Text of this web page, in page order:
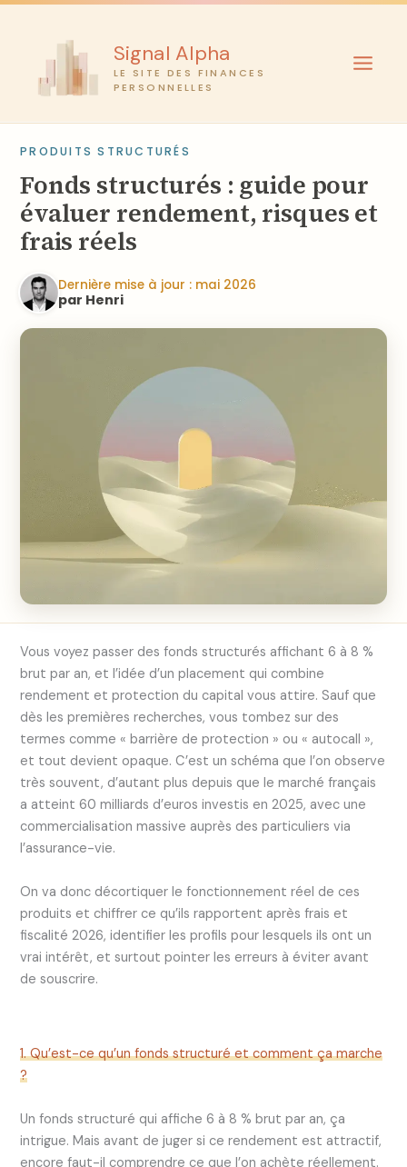
Aller
Signal Alpha
LE SITE DES FINANCES
PERSONNELLES
PRODUITS STRUCTURÉS
Fonds structurés : guide pour
évaluer rendement, risques et
frais réels
Dernière mise à jour : mai 2026
par Henri
Vous voyez passer des fonds structurés affichant 6 à 8 %
brut par an, et l’idée d’un placement qui combine
rendement et protection du capital vous attire. Sauf que
dès les premières recherches, vous tombez sur des
termes comme « barrière de protection » ou « autocall »,
et tout devient opaque. C’est un schéma que l’on observe
très souvent, d’autant plus depuis que le marché français
a atteint 60 milliards d’euros investis en 2025, avec une
commercialisation massive auprès des particuliers via
l’assurance-vie.
On va donc décortiquer le fonctionnement réel de ces
produits et chiffrer ce qu’ils rapportent après frais et
fiscalité 2026, identifier les profils pour lesquels ils ont un
vrai intérêt, et surtout pointer les erreurs à éviter avant
de souscrire.
1. Qu’est-ce qu’un fonds structuré et comment ça marche
?
Un fonds structuré qui affiche 6 à 8 % brut par an, ça
intrigue. Mais avant de juger si ce rendement est attractif,
encore faut-il comprendre ce que l’on achète réellement.